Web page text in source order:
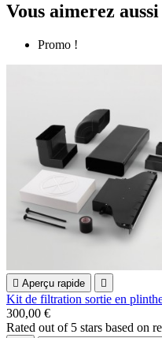
Vous aimerez aussi
Promo !
 Aperçu rapide 
Kit de filtration sortie en
300,00 €
Rated out of 5 stars based on